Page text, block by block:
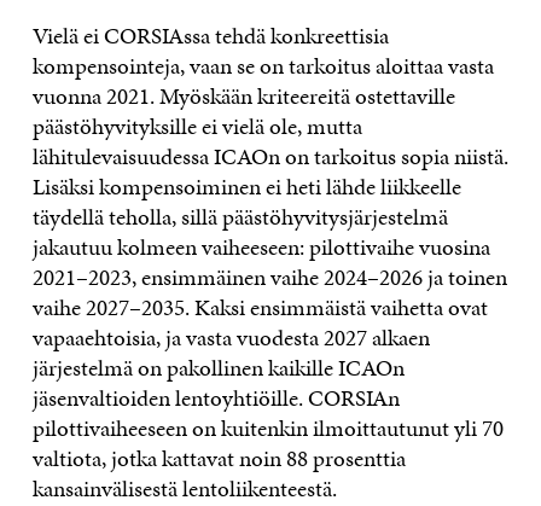
Vielä ei CORSIAssa tehdä konkreettisia
kompensointeja, vaan se on tarkoitus aloittaa vasta
vuonna 2021. Myöskään kriteereitä ostettaville
päästöhyvityksille ei vielä ole, mutta
lähitulevaisuudessa ICAOn on tarkoitus sopia niistä.
Lisäksi kompensoiminen ei heti lähde liikkeelle
täydellä teholla, sillä päästöhyvitysjärjestelmä
jakautuu kolmeen vaiheeseen: pilottivaihe vuosina
2021–2023, ensimmäinen vaihe 2024–2026 ja toinen
vaihe 2027–2035. Kaksi ensimmäistä vaihetta ovat
vapaaehtoisia, ja vasta vuodesta 2027 alkaen
järjestelmä on pakollinen kaikille ICAOn
jäsenvaltioiden lentoyhtiöille. CORSIAn
pilottivaiheeseen on kuitenkin ilmoittautunut yli 70
valtiota, jotka kattavat noin 88 prosenttia
kansainvälisestä lentoliikenteestä.